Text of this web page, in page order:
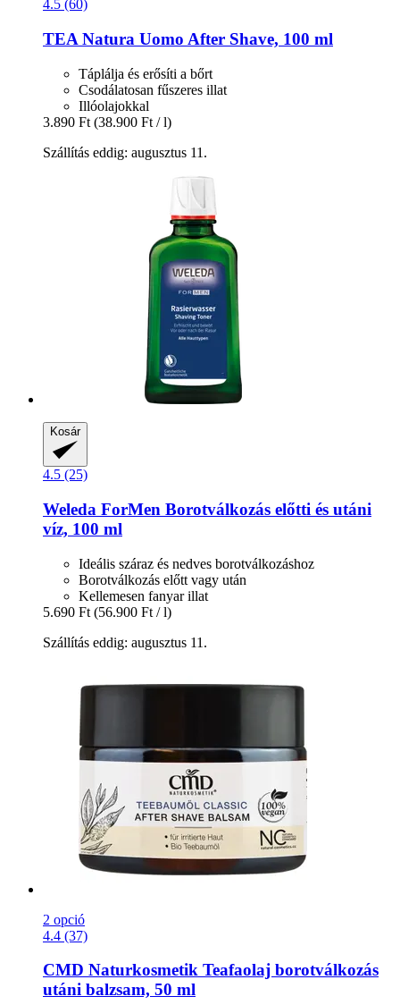
4.5 (60)
TEA Natura Uomo After Shave, 100 ml
Táplálja és erősíti a bőrt
Csodálatosan fűszeres illat
Illóolajokkal
3.890 Ft (38.900 Ft / l)
Szállítás eddig: augusztus 11.
Kosár
4.5 (25)
Weleda ForMen Borotválkozás előtti és utáni
víz, 100 ml
Ideális száraz és nedves borotválkozáshoz
Borotválkozás előtt vagy után
Kellemesen fanyar illat
5.690 Ft (56.900 Ft / l)
Szállítás eddig: augusztus 11.
2 opció
4.4 (37)
CMD Naturkosmetik Teafaolaj borotválkozás
utáni balzsam, 50 ml